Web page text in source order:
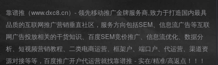
靠谱推（www.dxc8.cn）- 领先移动推广金牌服务商,致力于打造国内最具
品质的互联网推广营销垂直社区，服务方向包括SEM、信息流广告等互联
网广告投放相关的干货知识、百度SEM竞价推广、信息流优化、数据分
析、短视频营销教程、二类电商运营、 框架户、 端口户、 代运营、渠道资
源对接等等，百度推广开户代运营就找靠谱推 - 实在/精准/高返点！！！